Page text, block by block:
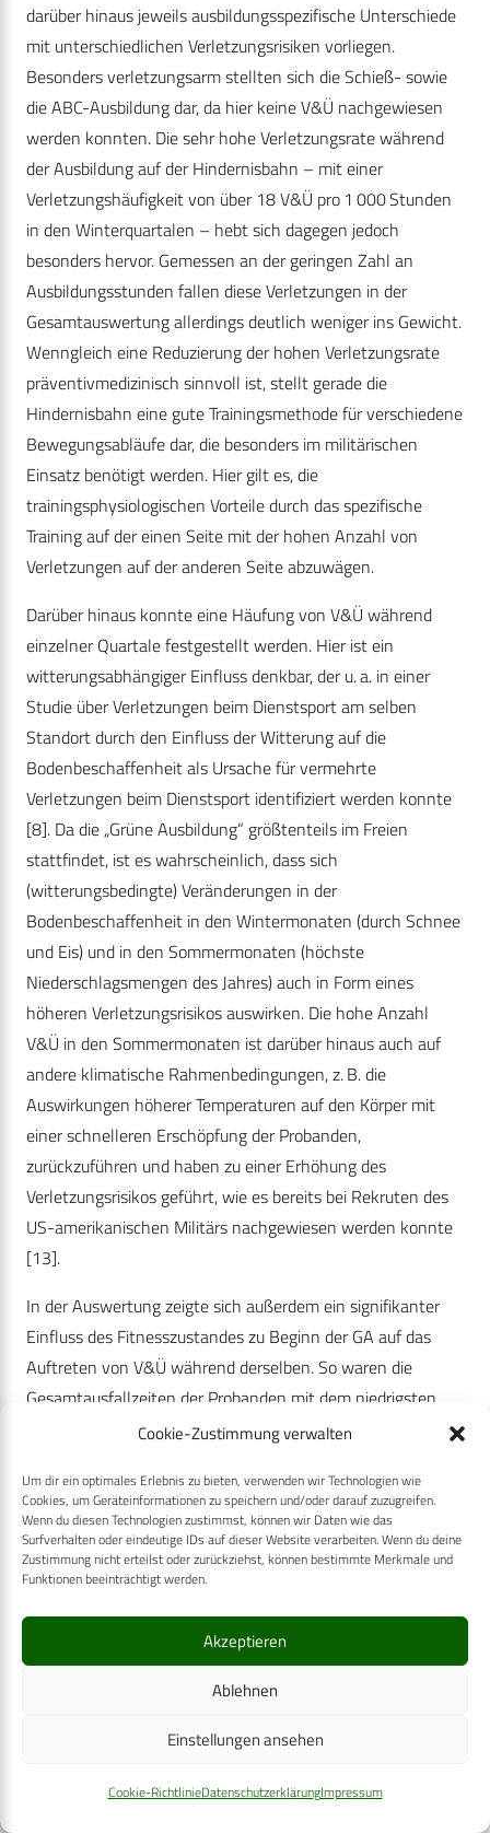
Cookie-Zustimmung verwalten
Um dir ein optimales Erlebnis zu bieten, verwenden wir Technologien wie
Cookies, um Geräteinformationen zu speichern und/oder darauf zuzugreifen.
Wenn du diesen Technologien zustimmst, können wir Daten wie das
Surfverhalten oder eindeutige IDs auf dieser Website verarbeiten. Wenn du deine
Zustimmung nicht erteilst oder zurückziehst, können bestimmte Merkmale und
Funktionen beeinträchtigt werden.
Akzeptieren
Ablehnen
Einstellungen ansehen
Cookie-RichtlinieDatenschutzerklärungImpressum
darüber hinaus jeweils ausbildungsspezifische Unterschiede
mit unterschiedlichen Verletzungsrisiken vorliegen.
Besonders verletzungsarm stellten sich die Schieß- sowie
die ABC-Ausbildung dar, da hier keine V&Ü nachgewiesen
werden konnten. Die sehr hohe Verletzungsrate während
der Ausbildung auf der Hindernisbahn – mit einer
Verletzungshäufigkeit von über 18 V&Ü pro 1 000 Stunden
in den Winterquartalen – hebt sich dagegen jedoch
besonders hervor. Gemessen an der geringen Zahl an
Ausbildungsstunden fallen diese Verletzungen in der
Gesamtauswertung allerdings deutlich weniger ins Gewicht.
Wenngleich eine Reduzierung der hohen Verletzungsrate
präventivmedizinisch sinnvoll ist, stellt gerade die
Hindernisbahn eine gute Trainingsmethode für verschiedene
Bewegungsabläufe dar, die besonders im militärischen
Einsatz benötigt werden. Hier gilt es, die
trainingsphysiologischen Vorteile durch das spezifische
Training auf der einen Seite mit der hohen Anzahl von
Verletzungen auf der anderen Seite abzuwägen.
Darüber hinaus konnte eine Häufung von V&Ü während
einzelner Quartale festgestellt werden. Hier ist ein
witterungsabhängiger Einfluss denkbar, der u. a. in einer
Studie über Verletzungen beim Dienstsport am selben
Standort durch den Einfluss der Witterung auf die
Bodenbeschaffenheit als Ursache für vermehrte
Verletzungen beim Dienstsport identifiziert werden konnte
[8]. Da die „Grüne Ausbildung“ größtenteils im Freien
stattfindet, ist es wahrscheinlich, dass sich
(witterungsbedingte) Veränderungen in der
Bodenbeschaffenheit in den Wintermonaten (durch Schnee
und Eis) und in den Sommermonaten (höchste
Niederschlagsmengen des Jahres) auch in Form eines
höheren Verletzungsrisikos auswirken. Die hohe Anzahl
V&Ü in den Sommermonaten ist darüber hinaus auch auf
andere klimatische Rahmenbedingungen, z. B. die
Auswirkungen höherer Temperaturen auf den Körper mit
einer schnelleren Erschöpfung der Probanden,
zurückzuführen und haben zu einer Erhöhung des
Verletzungsrisikos geführt, wie es bereits bei Rekruten des
US-amerikanischen Militärs nachgewiesen werden konnte
[13].
In der Auswertung zeigte sich außerdem ein signifikanter
Einfluss des Fitnesszustandes zu Beginn der GA auf das
Auftreten von V&Ü während derselben. So waren die
Gesamtausfallzeiten der Probanden mit dem niedrigsten
Fitnesslevel signifikant höher im Gegensatz zu jenen, die
Gesamtausfallzeiten hatte zugleich einen Ausfall an
Ausbildungszeit zur Folge, was den individuellen Fortschritt
in der Ausbildung deutlich behindert. Darüber hinaus ist
damit zu rechnen, dass die Ausfallzeiten zu einer
Erniedrigung des (aktuellen) Fitnesslevels führen könnte,
was wiederrum das Risiko für das (weitere) Auftreten von
V&Ü erhöht. Gerade im Vergleich zu den anderen
Berufsanfängern, die keine Ausfallzeiten hatten, kann
hierdurch der Unterschied in der körperlichen